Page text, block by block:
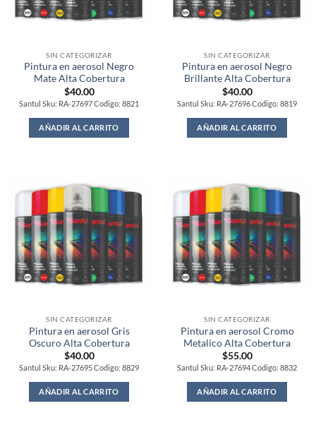
SIN CATEGORIZAR
Pintura en aerosol Negro
Mate Alta Cobertura
$40.00
Santul Sku: RA-27697 Codigo: 8821
AÑADIR AL CARRITO
SIN CATEGORIZAR
Pintura en aerosol Negro
Brillante Alta Cobertura
$40.00
Santul Sku: RA-27696 Codigo: 8819
AÑADIR AL CARRITO
SIN CATEGORIZAR
Pintura en aerosol Gris
Oscuro Alta Cobertura
$40.00
Santul Sku: RA-27695 Codigo: 8829
AÑADIR AL CARRITO
SIN CATEGORIZAR
Pintura en aerosol Cromo
Metalico Alta Cobertura
$55.00
Santul Sku: RA-27694 Codigo: 8832
AÑADIR AL CARRITO